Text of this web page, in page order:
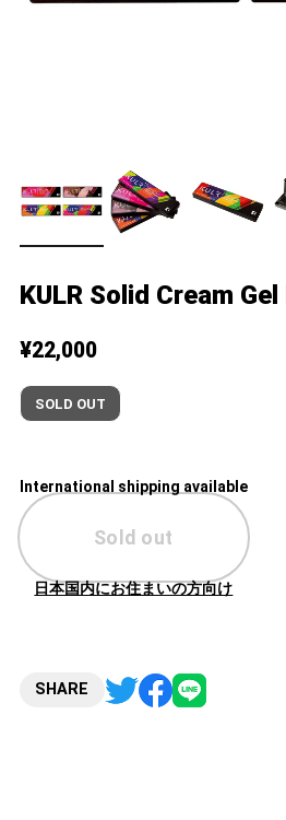
KULR Solid Cream
¥22,000
SOLD OUT
International shipping available
Sold out
日本国内にお住まいの方向け
SHARE